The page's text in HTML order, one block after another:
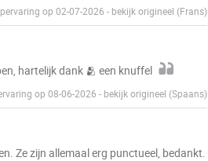
op 02-07-2026 - bekijk origineel (Frans)
hartelijk dank 🫂 een knuffel
op 08-06-2026 - bekijk origineel (Spaans)
Ze zijn allemaal erg punctueel, bedankt.